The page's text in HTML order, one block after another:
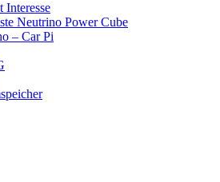
Interesse
Neutrino Power Cube
– Car Pi